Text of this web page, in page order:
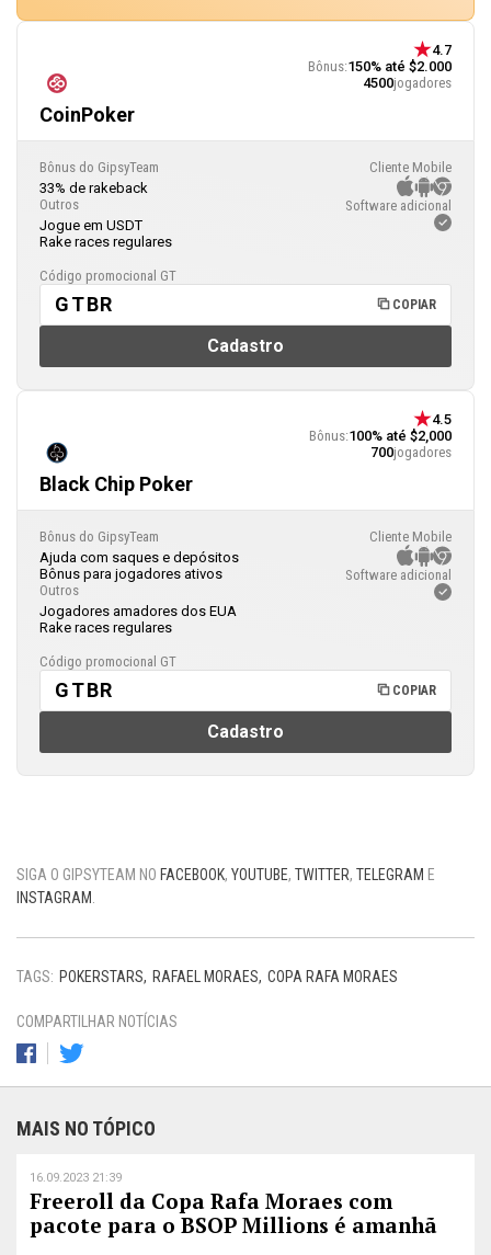
CoinPoker
4.7
Bônus:150% até $2.000
4500jogadores
Bônus do GipsyTeam
33% de rakeback
Outros
Jogue em USDT
Rake races regulares
Cliente Mobile
Software adicional
Código promocional GT
GTBR COPIAR
Cadastro
Black Chip Poker
4.5
Bônus:100% até $2,000
700jogadores
Bônus do GipsyTeam
Ajuda com saques e depósitos
Bônus para jogadores ativos
Outros
Jogadores amadores dos EUA
Rake races regulares
Cliente Mobile
Software adicional
Código promocional GT
GTBR COPIAR
Cadastro
SIGA O GIPSYTEAM NO FACEBOOK, YOUTUBE, TWITTER, TELEGRAM E
INSTAGRAM
TAGS: POKERSTARS RAFAEL MORAES COPA RAFA MORAES
COMPARTILHAR NOTÍCIAS
MAIS NO TÓPICO
16.09.2023 21:39
Freeroll da Copa Rafa Moraes com
pacote para o BSOP Millions é amanhã